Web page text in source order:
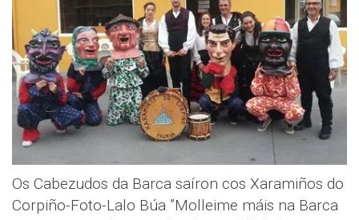
Os Cabezudos da Barca saíron cos Xaramiños do
Corpiño-Foto-Lalo Búa ”Molleime máis na Barca